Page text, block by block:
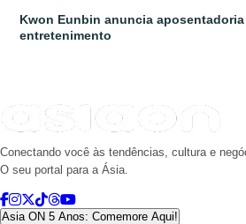
Kwon Eunbin anuncia
entretenimento
Conectando você às tendências, cultura e
O seu portal para a Ásia.
Asia ON 5 Anos: Comemore Aqui!